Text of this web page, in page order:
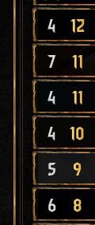
4 12
7 11
4 11
4 10
5 9
6 8